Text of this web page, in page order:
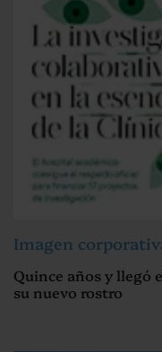
Imagen
Quince años y llegó
su nuevo rostro